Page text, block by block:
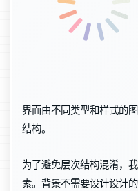
界面由不同类型和样式的
结构。
为了避免层次结构混淆，
素。背景不需要设计设计